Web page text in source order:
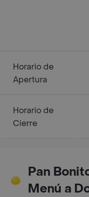
Horario de
Apertura
Horario de
Cierre
Pan
Menú a